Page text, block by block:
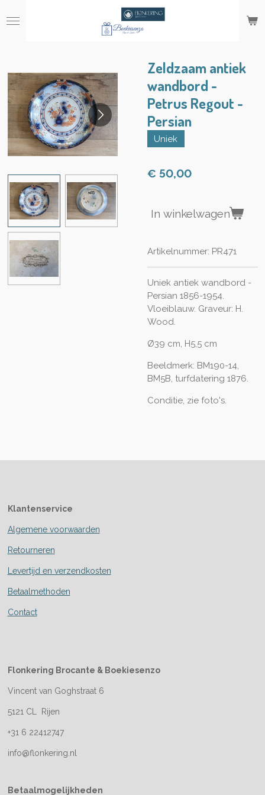
direct
Zeldzaam antiek
wandbord -
Petrus Regout -
Persian
Uniek
€ 50,00
In winkelwagen
Artikelnummer: PR471
Uniek antiek wandbord -
Persian 1856-1954.
Vloeiblauw. Graveur: H.
Wood.
Ø39 cm, H5,5 cm
Beeldmerk: BM190-14,
BM5B, turfdatering 1876.
Conditie, zie foto's.
Klantenservice
Algemene voorwaarden
Retourneren
Levertijd en verzendkosten
Betaalmethoden
Contact
Flonkering Brocante & Boekiesenzo
Vincent van Goghstraat 6
5121 CL Rijen
+31 6 22412747
info@flonkering.nl
Betaalmogelijkheden